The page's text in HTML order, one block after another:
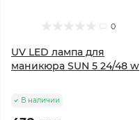
0
UV LED лампа для
маникюра SUN 5 24/48 w
В наличии